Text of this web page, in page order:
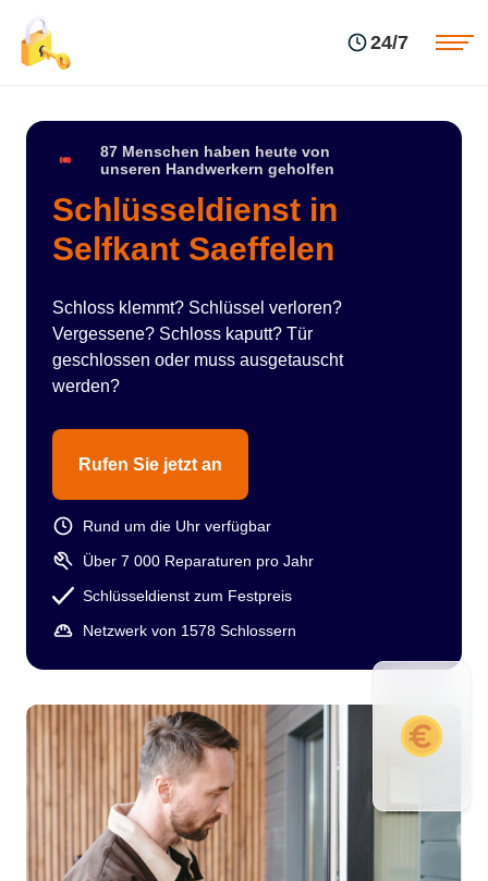
24/7
87 Menschen haben heute von
unseren Handwerkern geholfen
Schlüsseldienst in
Selfkant Saeffelen
Schloss klemmt? Schlüssel verloren?
Vergessene? Schloss kaputt? Tür
geschlossen oder muss ausgetauscht
werden?
Rufen Sie jetzt an
Rund um die Uhr verfügbar
Über 7 000 Reparaturen pro Jahr
Schlüsseldienst zum Festpreis
Netzwerk von 1578 Schlossern